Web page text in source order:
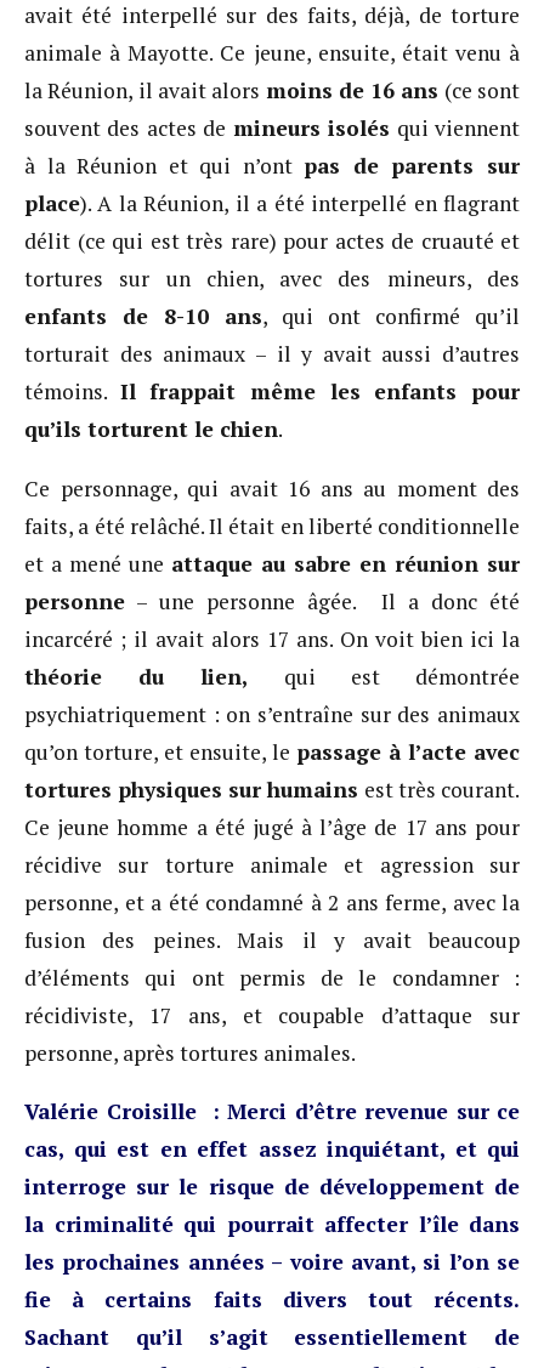
avait été interpellé sur des faits, déjà, de torture
animale à Mayotte. Ce jeune, ensuite, était venu à
la Réunion, il avait alors moins de 16 ans (ce sont
souvent des actes de mineurs isolés qui viennent
à la Réunion et qui n’ont pas de parents sur
place). A la Réunion, il a été interpellé en flagrant
délit (ce qui est très rare) pour actes de cruauté et
tortures sur un chien, avec des mineurs, des
enfants de 8-10 ans, qui ont confirmé qu’il
torturait des animaux – il y avait aussi d’autres
témoins. Il frappait même les enfants pour
qu’ils torturent le chien.
Ce personnage, qui avait 16 ans au moment des
faits, a été relâché. Il était en liberté conditionnelle
et a mené une attaque au sabre en réunion sur
personne – une personne âgée. Il a donc été
incarcéré ; il avait alors 17 ans. On voit bien ici la
théorie du lien, qui est démontrée
psychiatriquement : on s’entraîne sur des animaux
qu’on torture, et ensuite, le passage à l’acte avec
tortures physiques sur humains est très courant.
Ce jeune homme a été jugé à l’âge de 17 ans pour
récidive sur torture animale et agression sur
personne, et a été condamné à 2 ans ferme, avec la
fusion des peines. Mais il y avait beaucoup
d’éléments qui ont permis de le condamner :
récidiviste, 17 ans, et coupable d’attaque sur
personne, après tortures animales.
Valérie Croisille : Merci d’être revenue sur ce
cas, qui est en effet assez inquiétant, et qui
interroge sur le risque de développement de
la criminalité qui pourrait affecter l’île dans
les prochaines années – voire avant, si l’on se
fie à certains faits divers tout récents.
Sachant qu’il s’agit essentiellement de